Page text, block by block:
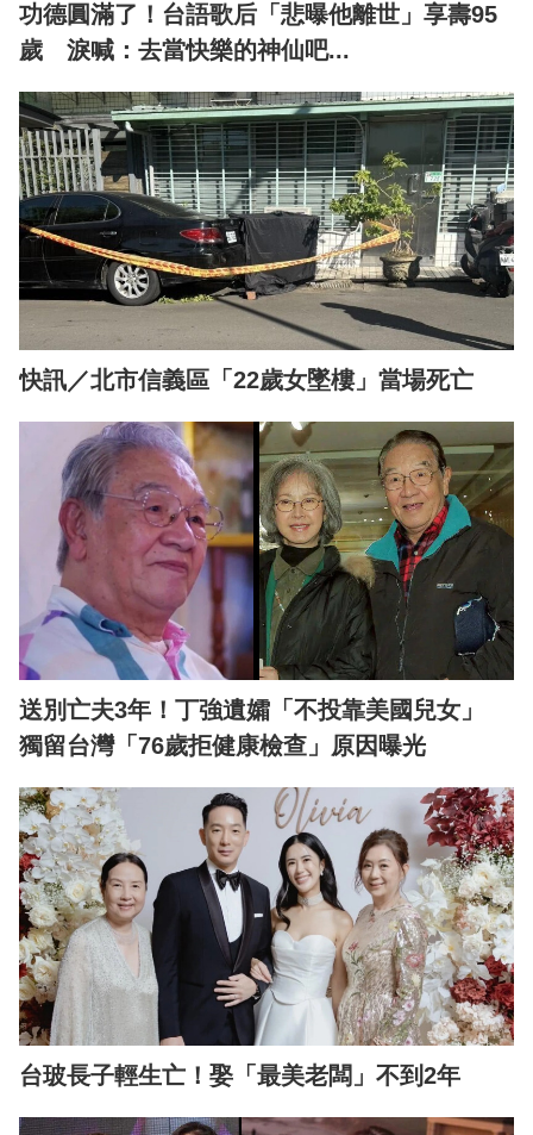
功德圓滿了！台語歌后「悲曝他離世」享壽95
歲 淚喊：去當快樂的神仙吧...
快訊／北市信義區「22歲女墜樓」當場死亡
送別亡夫3年！丁強遺孀「不投靠美國兒女」
獨留台灣「76歲拒健康檢查」原因曝光
台玻長子輕生亡！娶「最美老闆」不到2年